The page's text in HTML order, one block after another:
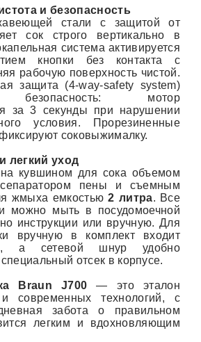
и безопасность
стали с защитой от
сок строго вертикально в
система активируется
кнопки без контакта с
рабочую поверхность чистой.
защита (4-way-safety system)
безопасность: мотор
за 3 секунды при нарушении
условия. Прорезиненные
соковыжималку.
легкий уход
кувшином для сока объемом
пены и съемным
жмыха емкостью2 литра. Все
можно мыть в посудомоечной
инструкции или вручную. Для
вручную в комплект входит
а сетевой шнур удобно
отсек в корпусе.
Braun J700 — это эталон
и современных технологий, с
забота о правильном
легким и вдохновляющим